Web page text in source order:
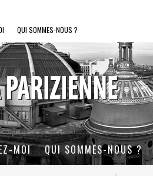
QUI SOMMES-NOUS ?
MOI QUI SOMMES-NOUS ?